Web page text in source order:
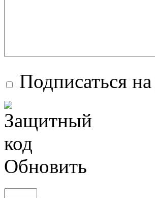
Подписаться
Обновить